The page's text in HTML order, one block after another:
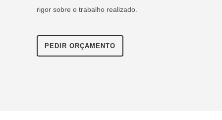
rigor sobre o trabalho realizado.
PEDIR ORÇAMENTO